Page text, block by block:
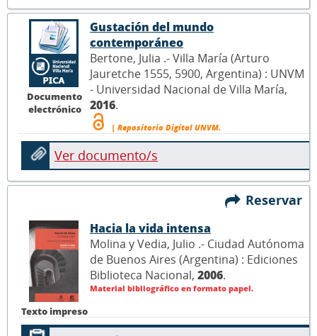
Documento
electrónico
Gustación del mundo
contemporáneo
Bertone, Julia .- Villa María (Arturo
Jauretche 1555, 5900, Argentina) : UNVM
- Universidad Nacional de Villa María,
2016.
| Repositorio Digital UNVM.
Ver documento/s
Reservar
Texto impreso
Hacia la vida intensa
Molina y Vedia, Julio .- Ciudad Autónoma
de Buenos Aires (Argentina) : Ediciones
Biblioteca Nacional, 2006.
Material bibliográfico en formato papel.